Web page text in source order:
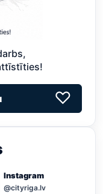
♡
Instagram
@cityriga.lv